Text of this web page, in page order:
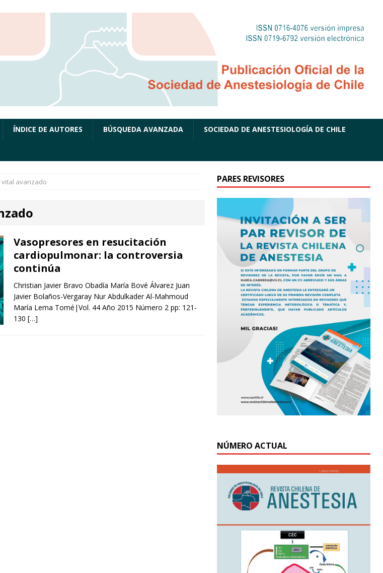
ÍNDICE DE AUTORES BÚSQUEDA AVANZADA SOCIEDAD DE ANESTESIOLOGÍA DE CHILE
avanzado
Vasopresores en resucitación
cardiopulmonar: la controversia
continúa
Christian Javier Bravo Obadía María Bové Álvarez Juan
Javier Bolaños-Vergaray Nur Abdulkader Al-Mahmoud
María Lema Tomé|Vol. 44 Año 2015 Número 2 pp: 121-
130 […]
PARES REVISORES
NÚMERO ACTUAL